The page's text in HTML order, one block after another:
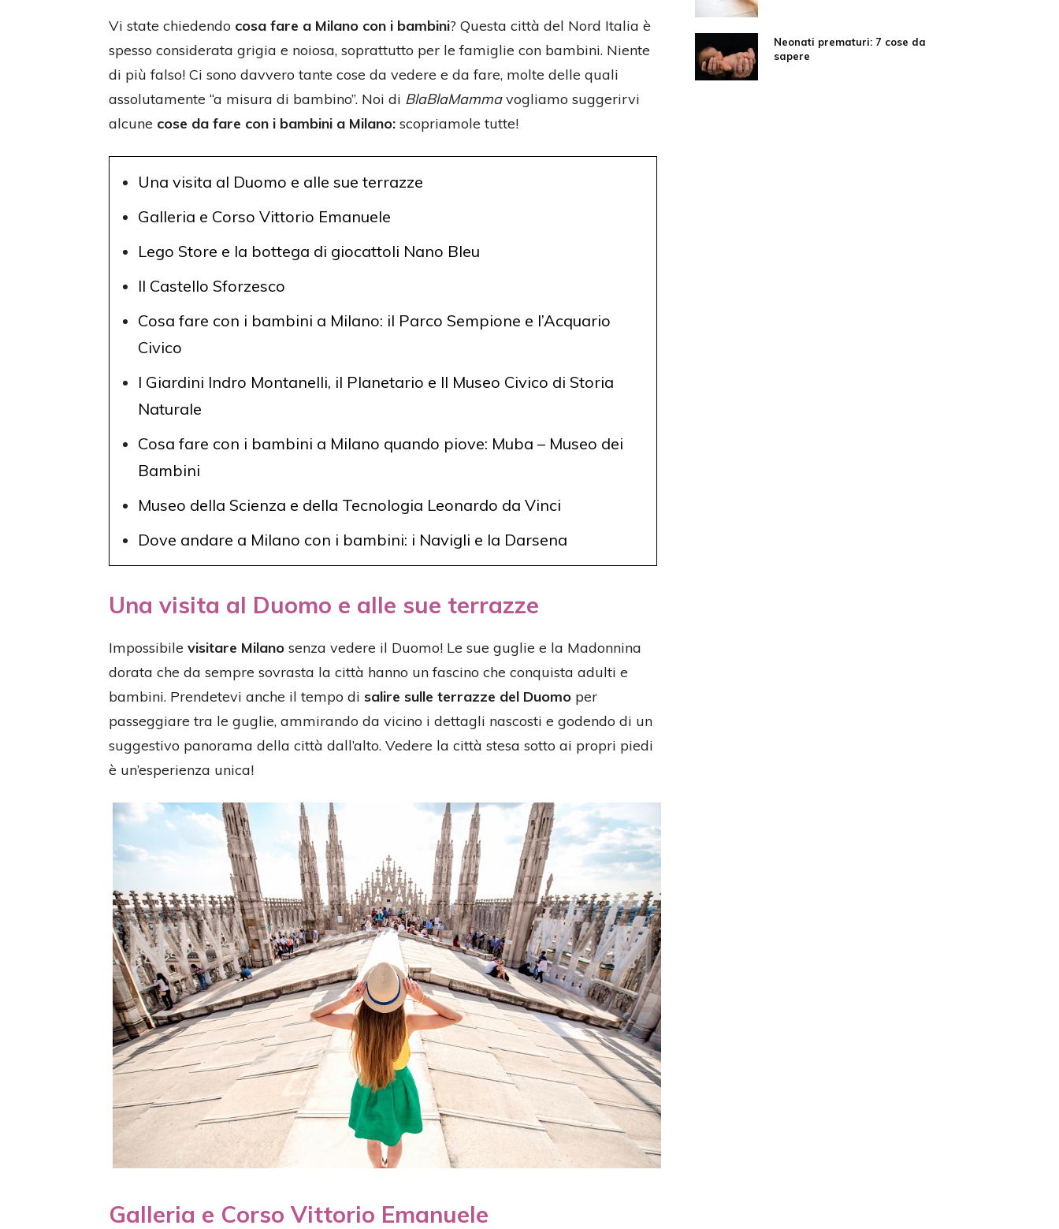
Vi state chiedendo cosa fare a Milano con i bambini? Questa città del Nord Italia è
spesso considerata grigia e noiosa, soprattutto per le famiglie con bambini. Niente
di più falso! Ci sono davvero tante cose da vedere e da fare, molte delle quali
assolutamente “a misura di bambino”. Noi di BlaBlaMammavogliamo suggerirvi
alcune cose da fare con i bambini a Milano: scopriamole tutte!
Una visita al Duomo e alle sue terrazze
Galleria e Corso Vittorio Emanuele
Lego Store e la bottega di giocattoli Nano Bleu
Il Castello Sforzesco
Cosa fare con i bambini a Milano: il Parco Sempione e l’Acquario
Civico
I Giardini Indro Montanelli, il Planetario e Il Museo Civico di Storia
Naturale
Cosa fare con i bambini a Milano quando piove: Muba – Museo dei
Bambini
Museo della Scienza e della Tecnologia Leonardo da Vinci
Dove andare a Milano con i bambini: i Navigli e la Darsena
Una visita al Duomo e alle sue terrazze
Impossibile visitare Milano senza vedere il Duomo! Le sue guglie e la Madonnina
dorata che da sempre sovrasta la città hanno un fascino che conquista adulti e
bambini. Prendetevi anche il tempo di salire sulle terrazze del Duomo per
passeggiare tra le guglie, ammirando da vicino i dettagli nascosti e godendo di un
suggestivo panorama della città dall’alto. Vedere la città stesa sotto ai propri piedi
è un’esperienza unica!
Galleria e Corso Vittorio Emanuele
Neonati prematuri: 7 cose da
sapere